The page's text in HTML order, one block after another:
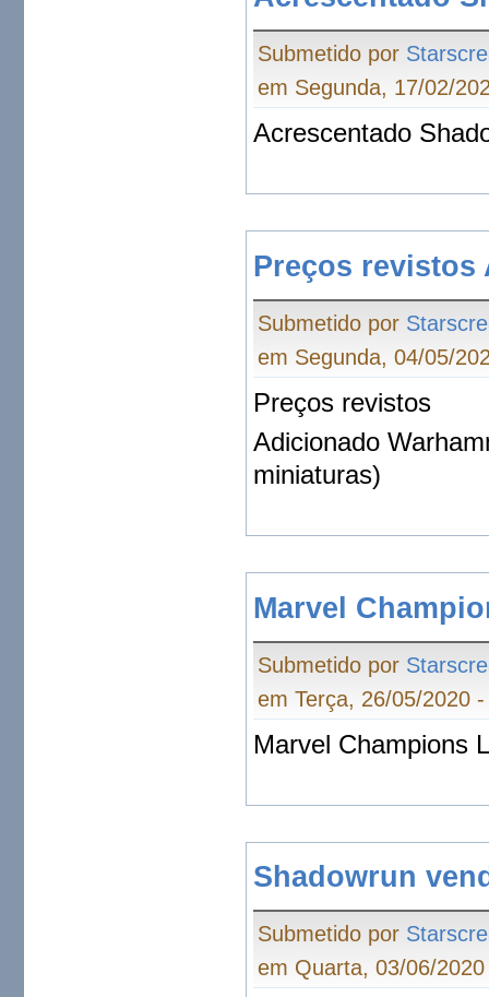
Submetido por
em Segunda, 17/02/
Acrescentado
Preços revistos
Submetido por
em Segunda, 04/05/
Preços revistos
Adicionado
miniaturas)
Marvel
Submetido por
em Terça, 26/05/2020
Marvel Champions
Shadowrun
Submetido por
em Quarta, 03/06/